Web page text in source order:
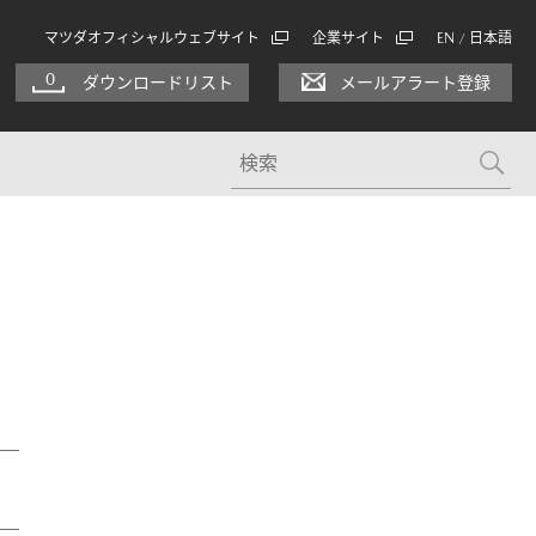
マツダオフィシャルウェブサイト 企業サイト EN / 日本語
0 ダウンロードリスト メールアラート登録